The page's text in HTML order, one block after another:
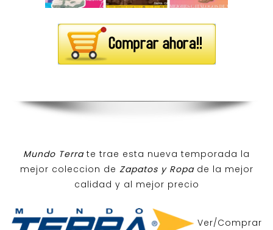
Mundo Terra te trae esta nueva temporada la
mejor coleccion de Zapatos y Ropa de la mejor
calidad y al mejor precio
Ver/Comprar